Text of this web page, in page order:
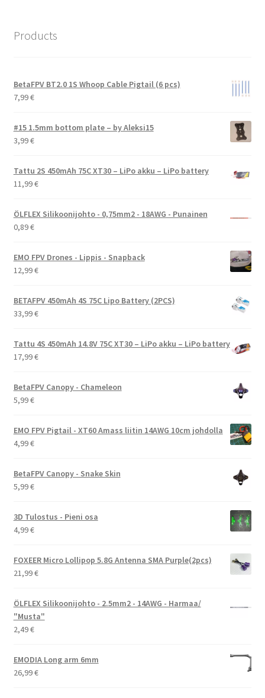
Products
BetaFPV BT2.0 1S Whoop Cable Pigtail (6 pcs)
7,99€
#15 1.5mm bottom plate – by Aleksi15
3,99€
Tattu 2S 450mAh 75C XT30 – LiPo akku – LiPo battery
11,99€
ÖLFLEX Silikoonijohto - 0,75mm2 - 18AWG - Punainen
0,89€
EMO FPV Drones - Lippis - Snapback
12,99€
BETAFPV 450mAh 4S 75C Lipo Battery (2PCS)
33,99€
Tattu 4S 450mAh 14.8V 75C XT30 – LiPo akku – LiPo battery
17,99€
BetaFPV Canopy - Chameleon
5,99€
EMO FPV Pigtail - XT60 Amass liitin 14AWG 10cm johdolla
4,99€
BetaFPV Canopy - Snake Skin
5,99€
3D Tulostus - Pieni osa
4,99€
FOXEER Micro Lollipop 5.8G Antenna SMA Purple(2pcs)
21,99€
ÖLFLEX Silikoonijohto - 2.5mm2 - 14AWG - Harmaa/
"Musta"
2,49€
EMODIA Long arm 6mm
26,99€